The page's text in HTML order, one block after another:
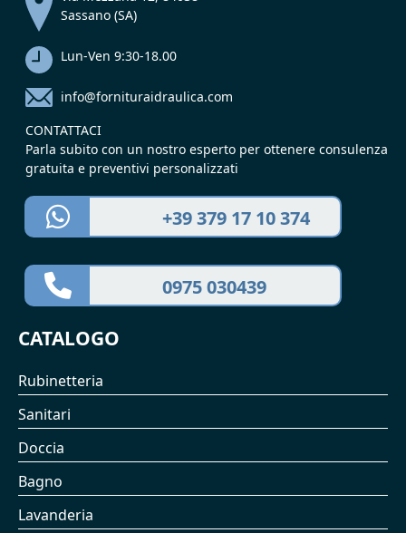
Sassano (SA)
Lun-Ven 9:30-18.00
info@fornituraidraulica.com
CONTATTACI
Parla subito con un nostro esperto per ottenere consulenza
gratuita e preventivi personalizzati
+39 379 17 10 374
0975 030439
CATALOGO
Rubinetteria
Sanitari
Doccia
Bagno
Lavanderia